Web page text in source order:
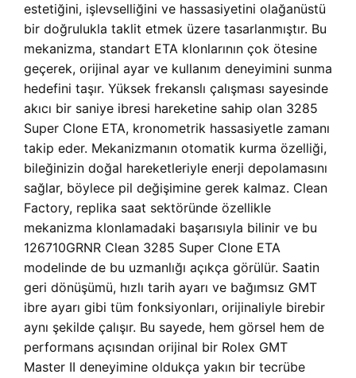
estetiğini, işlevselliğini ve hassasiyetini olağanüstü
bir doğrulukla taklit etmek üzere tasarlanmıştır. Bu
mekanizma, standart ETA klonlarının çok ötesine
geçerek, orijinal ayar ve kullanım deneyimini sunma
hedefini taşır. Yüksek frekanslı çalışması sayesinde
akıcı bir saniye ibresi hareketine sahip olan 3285
Super Clone ETA, kronometrik hassasiyetle zamanı
takip eder. Mekanizmanın otomatik kurma özelliği,
bileğinizin doğal hareketleriyle enerji depolamasını
sağlar, böylece pil değişimine gerek kalmaz. Clean
Factory, replika saat sektöründe özellikle
mekanizma klonlamadaki başarısıyla bilinir ve bu
126710GRNR Clean 3285 Super Clone ETA
modelinde de bu uzmanlığı açıkça görülür. Saatin
geri dönüşümü, hızlı tarih ayarı ve bağımsız GMT
ibre ayarı gibi tüm fonksiyonları, orijinaliyle birebir
aynı şekilde çalışır. Bu sayede, hem görsel hem de
performans açısından orijinal bir Rolex GMT
Master II deneyimine oldukça yakın bir tecrübe